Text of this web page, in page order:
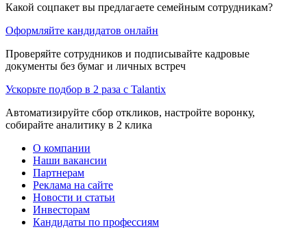
Какой соцпакет вы предлагаете семейным сотрудникам?
Оформляйте кандидатов онлайн
Проверяйте сотрудников и подписывайте кадровые
документы без бумаг и личных встреч
Ускорьте подбор в 2 раза с Talantix
Автоматизируйте сбор откликов, настройте воронку,
собирайте аналитику в 2 клика
О компании
Наши вакансии
Партнерам
Реклама на сайте
Новости и статьи
Инвесторам
Кандидаты по профессиям